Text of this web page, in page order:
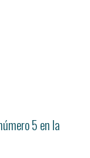
5 en la